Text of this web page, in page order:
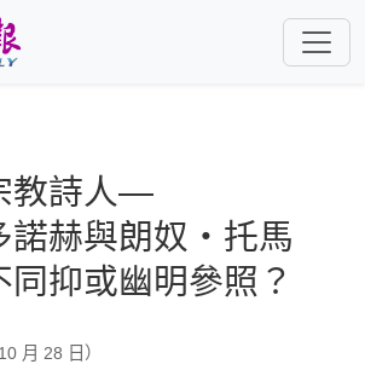
教詩人—
諾赫與朗奴‧托馬
抑或幽明參照？
月 28 日）